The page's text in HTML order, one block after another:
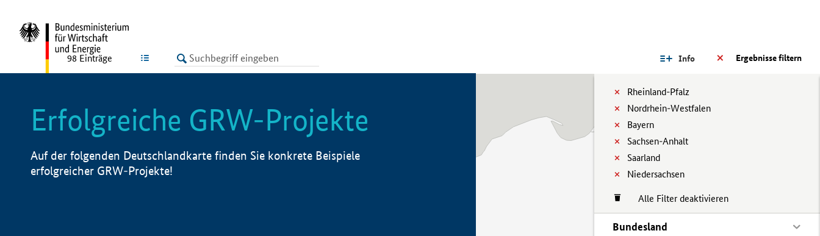
LISTE Ergebnisse filtern
Info
Rheinland-Pfalz
Nordrhein-Westfalen
Bayern
Sachsen-Anhalt
Saarland
Niedersachsen
Alle Filter deaktivieren
Bundesland
98 Einträge
Erfolgreiche GRW-Projekte
Auf der folgenden Deutschlandkarte finden Sie konkrete Beispiele
erfolgreicher GRW-Projekte!